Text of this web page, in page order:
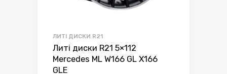
ЛИТІ ДИСКИ R21
Литі диски R21 5×112
Mercedes ML W166 GL X166
GLE